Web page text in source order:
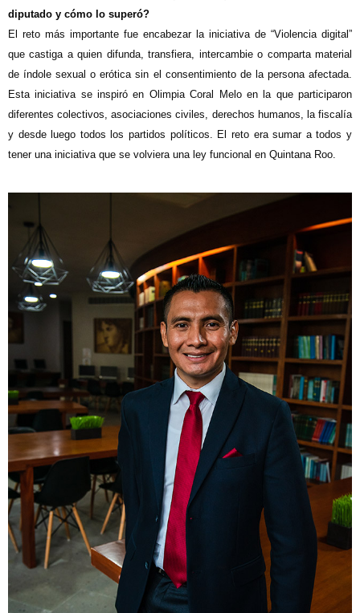
diputado y cómo lo superó?
El reto más importante fue encabezar la iniciativa de “Violencia digital”
que castiga a quien difunda, transfiera, intercambie o comparta material
de índole sexual o erótica sin el consentimiento de la persona afectada.
Esta iniciativa se inspiró en Olimpia Coral Melo en la que participaron
diferentes colectivos, asociaciones civiles, derechos humanos, la fiscalía
y desde luego todos los partidos políticos. El reto era sumar a todos y
tener una iniciativa que se volviera una ley funcional en Quintana Roo.